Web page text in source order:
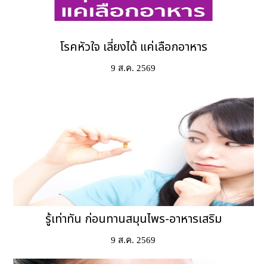
โรคหัวใจ เลี่ยงได้ แค่เลือกอาหาร
9 ส.ค. 2569
รู้เท่าทัน ก่อนทานสมุนไพร-อาหารเสริม
9 ส.ค. 2569